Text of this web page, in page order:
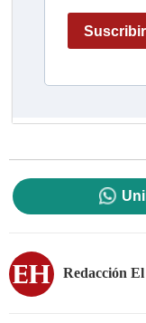
Redacción